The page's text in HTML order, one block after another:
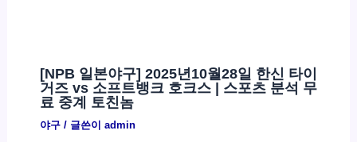
[NPB 일본야구] 2025년10월28일 한신 타이
거즈 vs 소프트뱅크 호크스 | 스포츠 분석 무
료 중계 토친놈
야구/ 글쓴이 admin